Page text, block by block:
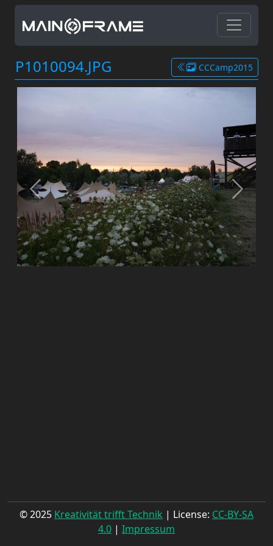
P1010094.JPG CCCamp2015
© 2025 Kreativität trifft Technik | License: CC-BY-SA
4.0 | Impressum